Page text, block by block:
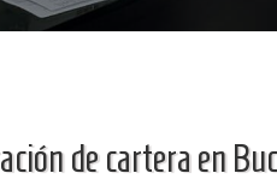
de cartera en